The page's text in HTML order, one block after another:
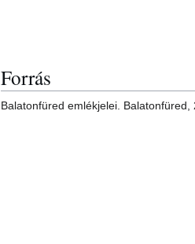
Forrás
Balatonfüred emlékjelei. Balatonfüred,